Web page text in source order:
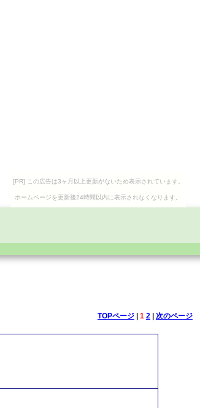
[PR] この広告は3ヶ月以上更新がないため表示されています。
ホームページを更新後24時間以内に表示されなくなります。
TOPページ| 1 2| 次のページ